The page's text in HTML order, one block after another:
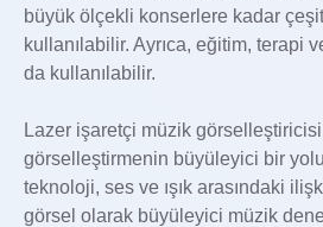
büyük ölçekli konserlere kadar
kullanılabilir. Ayrıca, eğitim, terapi
da kullanılabilir.
Lazer işaretçi müzik
görselleştirmenin büyüleyici bir
teknoloji, ses ve ışık arasındaki
görsel olarak büyüleyici müzik